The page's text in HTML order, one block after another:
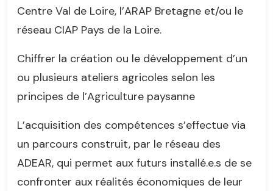
Centre Val de Loire, l’ARAP Bretagne et/ou le
réseau CIAP Pays de la Loire.
Chiffrer la création ou le développement d’un
ou plusieurs ateliers agricoles selon les
principes de l’Agriculture paysanne
L’acquisition des compétences s’effectue via
un parcours construit, par le réseau des
ADEAR, qui permet aux futurs installé.e.s de se
confronter aux réalités économiques de leur